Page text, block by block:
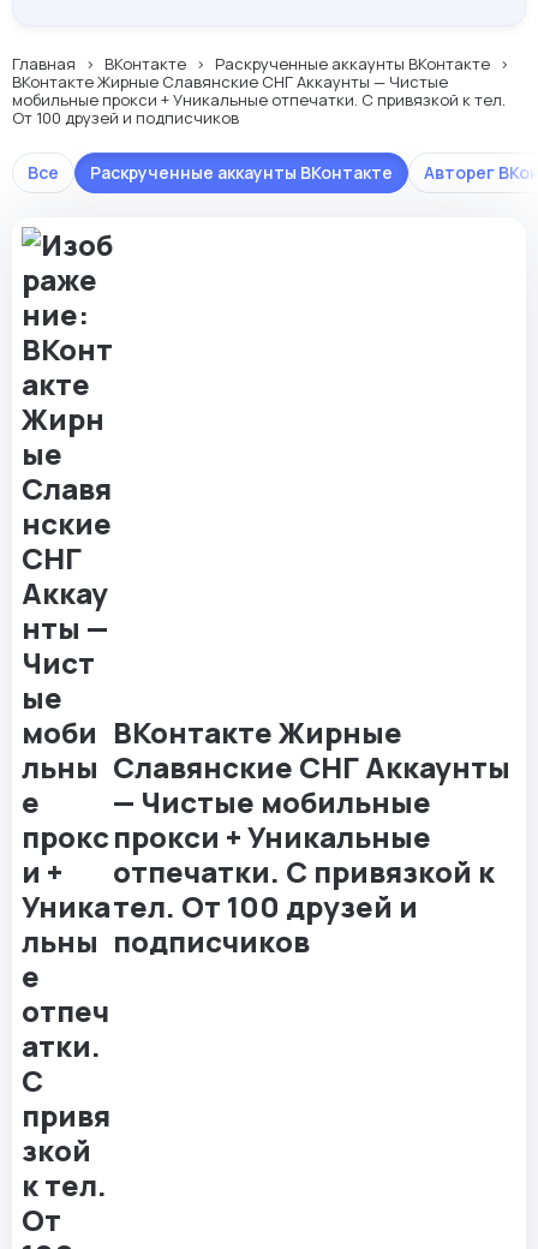
Главная ВКонтакте
Раскрученные аккаунты ВКонтакте
ВКонтакте Жирные Славянские СНГ Аккаунты — Чистые
мобильные прокси + Уникальные отпечатки. С привязкой к тел.
От 100 друзей и подписчиков
Все Авторег
Раскрученные аккаунты ВКонтакте
ВКонтакте Жирные
Славянские СНГ Аккаунты
— Чистые мобильные
прокси + Уникальные
отпечатки. С привязкой к
тел. От 100 друзей и
подписчиков